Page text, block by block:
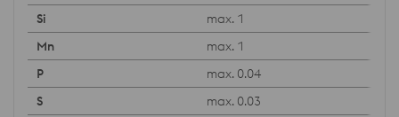
max. 1
max. 1
max. 0.04
max. 0.03